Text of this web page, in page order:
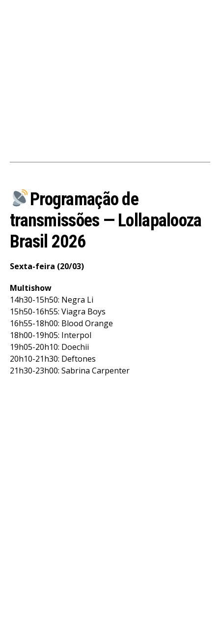
Programação de
transmissões — Lollapalooza
Brasil 2026
Sexta-feira (20/03)
Multishow
14h30-15h50: Negra Li
15h50-16h55: Viagra Boys
16h55-18h00: Blood Orange
18h00-19h05: Interpol
19h05-20h10: Doechii
20h10-21h30: Deftones
21h30-23h00: Sabrina Carpenter